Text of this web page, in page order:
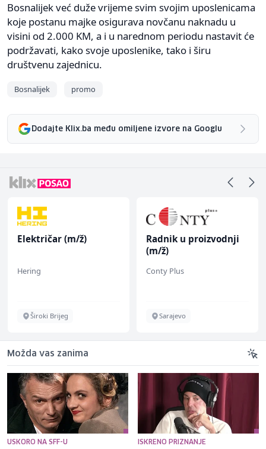
Bosnalijek već duže vrijeme svim svojim uposlenicama
koje postanu majke osigurava novčanu naknadu u
visini od 2.000 KM, a i u narednom periodu nastavit će
podržavati, kako svoje uposlenike, tako i širu
društvenu zajednicu.
Bosnalijek promo
Dodajte Klix.ba među omiljene izvore na Googlu
Električar (m/ž)
Hering
Široki Brijeg
Radnik u proizvodnji
(m/ž)
Conty Plus
Sarajevo
Možda vas zanima
USKORO NA SFF-U ISKRENO PRIZNANJE